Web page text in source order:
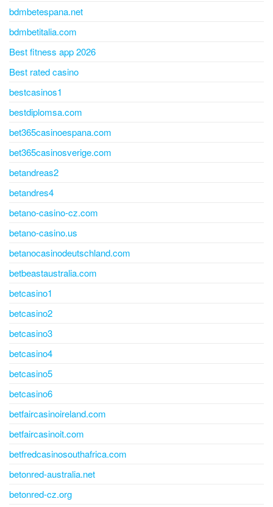
bdmbetespana.net
bdmbetitalia.com
Best fitness app 2026
Best rated casino
bestcasinos1
bestdiplomsa.com
bet365casinoespana.com
bet365casinosverige.com
betandreas2
betandres4
betano-casino-cz.com
betano-casino.us
betanocasinodeutschland.com
betbeastaustralia.com
betcasino1
betcasino2
betcasino3
betcasino4
betcasino5
betcasino6
betfaircasinoireland.com
betfaircasinoit.com
betfredcasinosouthafrica.com
betonred-australia.net
betonred-cz.org